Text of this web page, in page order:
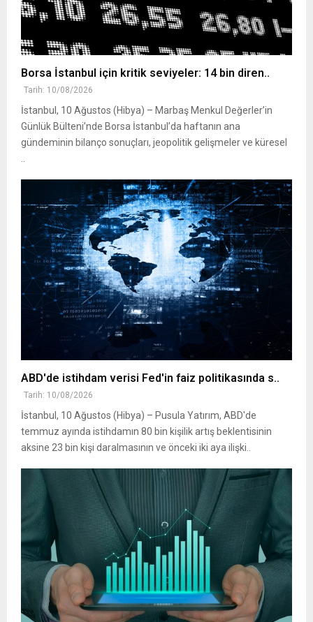
Borsa İstanbul için kritik seviyeler: 14 bin diren..
Tarih: 10/08/2026
İstanbul, 10 Ağustos (Hibya) – Marbaş Menkul Değerler’in
Günlük Bülteni’nde Borsa İstanbul’da haftanın ana
gündeminin bilanço sonuçları, jeopolitik gelişmeler ve küresel
ABD'de istihdam verisi Fed'in faiz politikasında s..
Tarih: 10/08/2026
İstanbul, 10 Ağustos (Hibya) – Pusula Yatırım, ABD'de
temmuz ayında istihdamın 80 bin kişilik artış beklentisinin
aksine 23 bin kişi daralmasının ve önceki iki aya ilişki..